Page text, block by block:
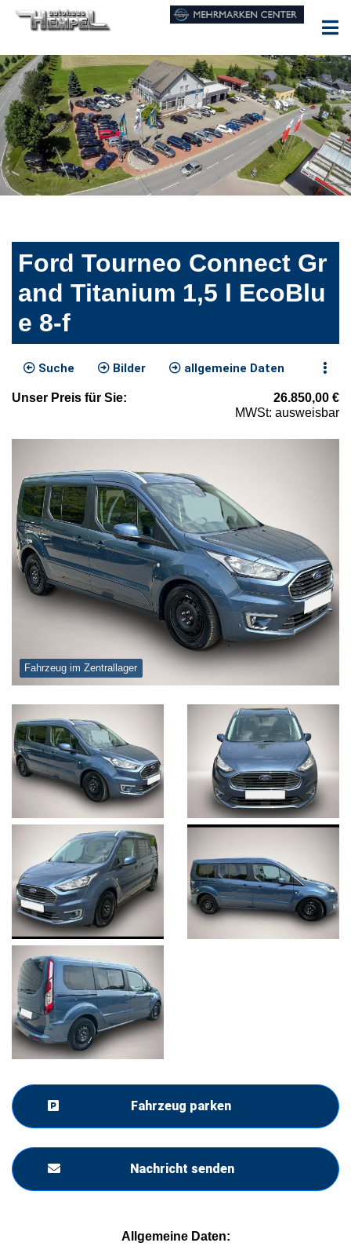
Ford Tourneo Connect Gr
and Titanium 1,5 l EcoBlu
e 8-f
Suche Bilder allgemeine Daten
Unser Preis für Sie: 26.850,00 €
MWSt: ausweisbar
Fahrzeug im Zentrallager
Fahrzeug parken
Nachricht senden
Allgemeine Daten: